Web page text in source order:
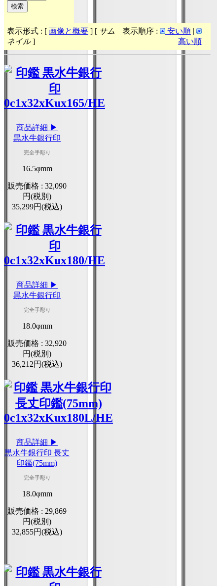
表示形式 : [ 画像と概要 ] [ サム
ネイル]
表示順序 : 安い順|
高い順
商品詳細 ▶
黒水牛銀行印
完全手彫り
16.5φmm
販売価格 :32,090
円(税別)
35,299円(税込)
商品詳細 ▶
黒水牛銀行印
完全手彫り
18.0φmm
販売価格 :32,920
円(税別)
36,212円(税込)
商品詳細 ▶
黒水牛銀行印 長丈
印鑑(75mm)
完全手彫り
18.0φmm
販売価格 : 29,869
円(税別)
32,855円(税込)